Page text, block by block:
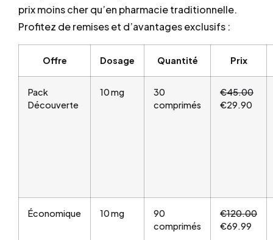
prix moins cher qu’en pharmacie traditionnelle.
Profitez de remises et d’avantages exclusifs :
Offre Dosage Quantité Prix
Pack
Découverte
10 mg
30
comprimés
€45.00
€29.90
Économique 10 mg
90
comprimés
€120.00
€69.99